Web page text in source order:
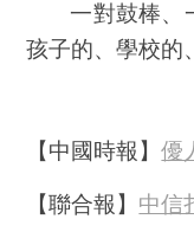
一對鼓棒、
孩子的、學校的
【中國時報】優
【聯合報】 中信